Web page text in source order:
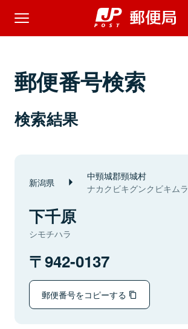
郵便番号検索
検索結果
新潟県 中頸城郡頸城村
ナカクビキグンクビキムラ
下千原
シモチハラ
942-0137
郵便番号をコピーする